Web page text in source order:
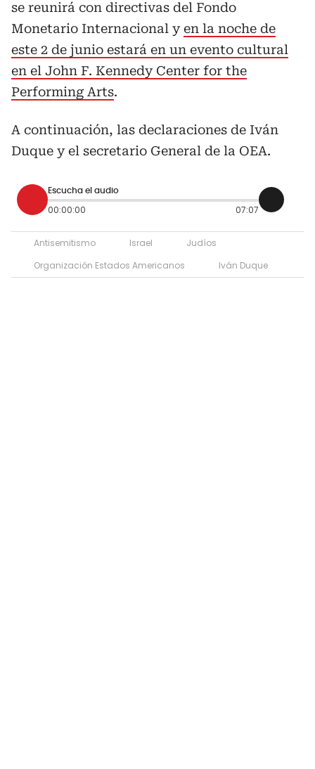
se reunirá con directivas del Fondo
Monetario Internacional yen la noche de
este 2 de junio estará en un evento cultural
en el John F. Kennedy Center for the
Performing Arts.
A continuación, las declaraciones de Iván
Duque y el secretario General de la OEA.
Escucha el audio
00:00:00 07:07
Antisemitismo Israel
Judíos
Organización Estados Americanos
Iván Duque